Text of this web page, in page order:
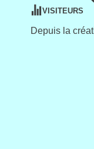
VISITEURS
Depuis la